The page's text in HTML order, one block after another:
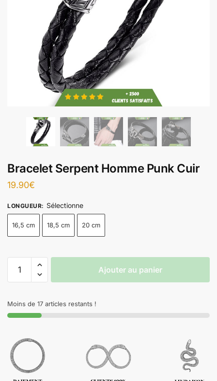
Bracelet Serpent Homme Punk Cuir
19.90€
LONGUEUR: Sélectionne
16,5 cm 18,5 cm 20 cm
Ajouter au panier
Moins de 17 articles restants !